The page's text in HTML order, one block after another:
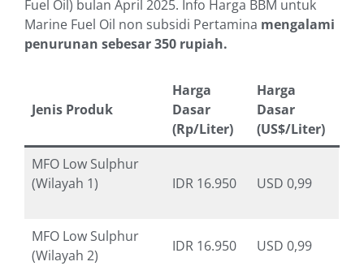
Fuel Oil) bulan April 2025. Info Harga BBM untuk
Marine Fuel Oil non subsidi Pertamina mengalami
penurunan sebesar 350 rupiah.
Jenis Produk
Harga
Dasar
(Rp/Liter)
Harga
Dasar
(US$/Liter)
MFO Low Sulphur
(Wilayah 1)
IDR 16.950 USD 0,99
MFO Low Sulphur
(Wilayah 2)
IDR 16.950 USD 0,99